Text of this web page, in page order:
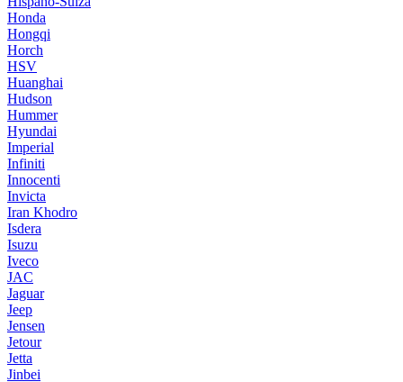
Honda
Hongqi
Horch
HSV
Huanghai
Hudson
Hummer
Hyundai
Imperial
Infiniti
Innocenti
Invicta
Iran Khodro
Isdera
Isuzu
Iveco
JAC
Jaguar
Jeep
Jensen
Jetour
Jetta
Jinbei